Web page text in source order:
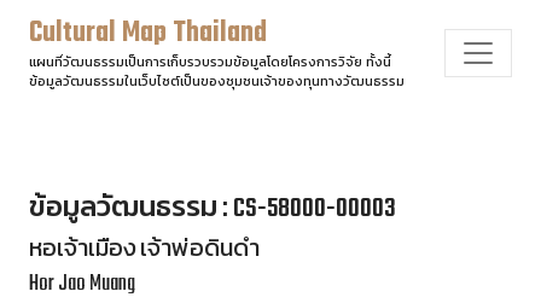
Cultural Map Thailand
แผนที่วัฒนธรรมเป็นการเก็บรวบรวมข้อมูลโดยโครงการวิจัย ทั้งนี้
ข้อมูลวัฒนธรรมในเว็บไซต์เป็นของชุมชนเจ้าของทุนทางวัฒนธรรม
ข้อมูลวัฒนธรรม : CS-58000-00003
หอเจ้าเมือง เจ้าพ่อดินดำ
Hor Jao Muang